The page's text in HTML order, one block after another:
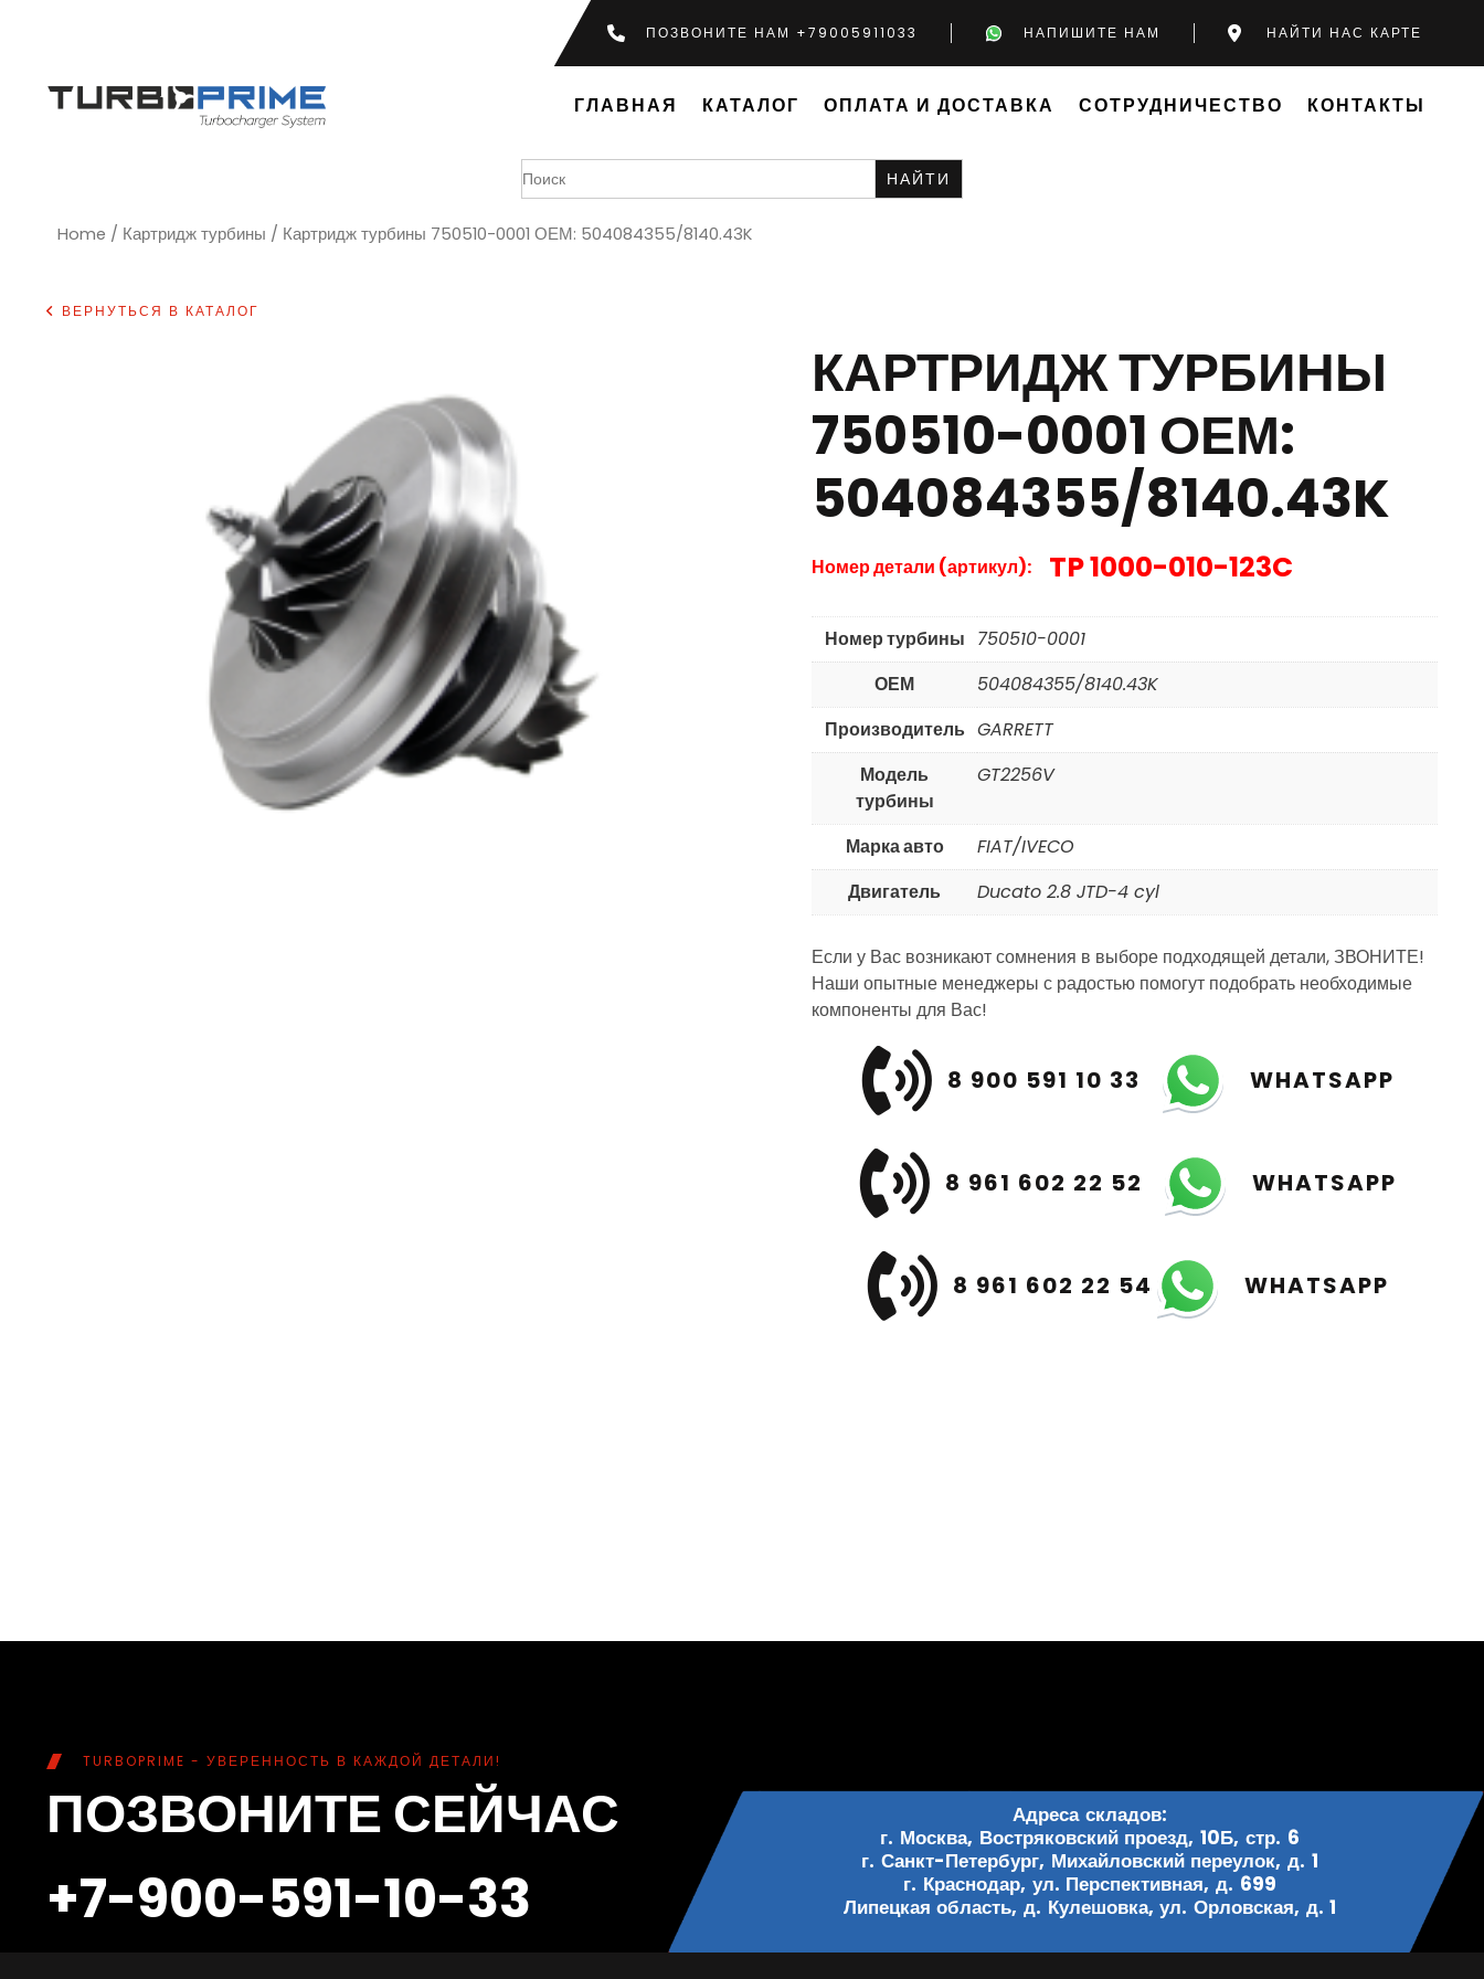
ПОЗВОНИТЕ НАМ +79005911033 НАПИШИТЕ НАМ НАЙТИ НАС КАРТЕ
ГЛАВНАЯ КАТАЛОГ ОПЛАТА И ДОСТАВКА СОТРУДНИЧЕСТВО КОНТАКТЫ
Search
for:
Home / Картридж турбины / Картридж турбины 750510-0001 ОЕМ: 504084355/8140.43K
ВЕРНУТЬСЯ В КАТАЛОГ
КАРТРИДЖ ТУРБИНЫ
750510-0001 ОЕМ:
504084355/8140.43K
Номер детали (артикул): TP 1000-010-123C
Номер турбины 750510-0001
ОЕМ
504084355/8140.43K
Производитель GARRETT
Модель
турбины
GT2256V
Марка авто
FIAT/IVECO
Двигатель
Ducato 2.8 JTD-4 cyl
Если у Вас возникают сомнения в выборе подходящей детали, ЗВОНИТЕ!
Наши опытные менеджеры с радостью помогут подобрать необходимые
компоненты для Вас!
8 900 591 10 33 WHATSAPP
8 961 602 22 52 WHATSAPP
8 961 602 22 54 WHATSAPP
TURBOPRIME - УВЕРЕННОСТЬ В КАЖДОЙ ДЕТАЛИ!
ПОЗВОНИТЕ СЕЙЧАС
+7-900-591-10-33
Адреса складов:
г. Москва, Востряковский проезд, 10Б, стр. 6
г. Санкт-Петербург, Михайловский переулок, д. 1
г. Краснодар, ул. Перспективная, д. 699
Липецкая область, д. Кулешовка, ул. Орловская, д. 1